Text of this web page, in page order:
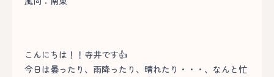
こんにちは！！寺井です👍
今日は曇ったり、雨降ったり、晴れたり・・・、なんと忙